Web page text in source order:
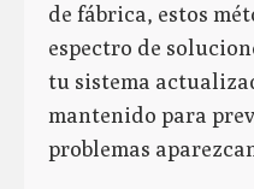
de fábrica, estos
espectro de
tu sistema
mantenido para
problemas